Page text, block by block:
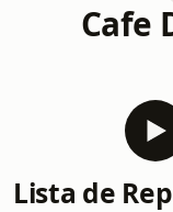
Cafe
Lista de